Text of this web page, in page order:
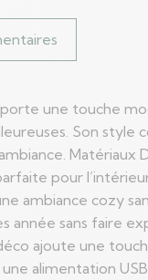
une touche
Son
pour
ambiance cozy
année sans faire
ajoute une
une alimentation